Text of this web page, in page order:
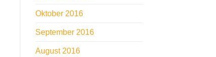
Oktober 2016
September 2016
August 2016